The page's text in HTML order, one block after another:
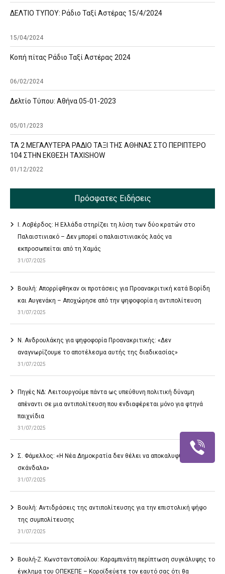
ΔΕΛΤΙΟ ΤΥΠΟΥ: Ράδιο Ταξί Αστέρας 15/4/2024
15/04/2024
Κοπή πίτας Ράδιο Ταξί Αστέρας 2024
06/02/2024
Δελτίο Τύπου: Αθήνα 05-01-2023
05/01/2023
ΤΑ 2 ΜΕΓΑΛΥΤΕΡΑ ΡΑΔΙΟ ΤΑΞΙ ΤΗΣ ΑΘΗΝΑΣ ΣΤΟ ΠΕΡΙΠΤΕΡΟ
104 ΣΤΗΝ ΕΚΘΕΣΗ TAXISHOW
01/12/2022
Πρόσφατες Ειδήσεις
Ι. Λοβέρδος: Η Ελλάδα στηρίζει τη λύση των δύο κρατών στο
Παλαιστινιακό – Δεν μπορεί ο παλαιστινιακός λαός να
εκπροσωπείται από τη Χαμάς
31/07/2025
Βουλή: Απορρίφθηκαν οι προτάσεις για Προανακριτική κατά Βορίδη
και Αυγενάκη – Αποχώρησε από την ψηφοφορία η αντιπολίτευση
31/07/2025
Ν. Ανδρουλάκης για ψηφοφορία Προανακριτικής: «Δεν
αναγνωρίζουμε το αποτέλεσμα αυτής της διαδικασίας»
31/07/2025
Πηγές ΝΔ: Λειτουργούμε πάντα ως υπεύθυνη πολιτική δύναμη
απέναντι σε μια αντιπολίτευση που ενδιαφέρεται μόνο για φτηνά
παιχνίδια
31/07/2025
Σ. Φάμελλος: «Η Νέα Δημοκρατία δεν θέλει να αποκαλυφθούν τα
σκάνδαλα»
31/07/2025
Βουλή: Αντιδράσεις της αντιπολίτευσης για την επιστολική ψήφο
της συμπολίτευσης
31/07/2025
Βουλή-Ζ. Κωνσταντοπούλου: Καραμπινάτη περίπτωση συγκάλυψης το
έγκλημα του ΟΠΕΚΕΠΕ – Κοροϊδεύετε τον εαυτό σας ότι θα